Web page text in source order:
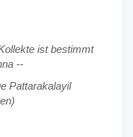
ist bestimmt
--
Pattarakalayil